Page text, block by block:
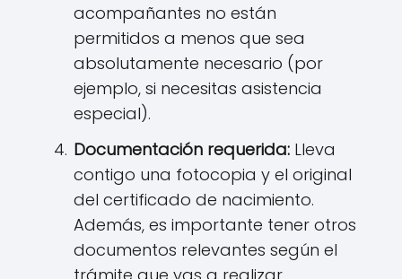
acompañantes no están
permitidos a menos que sea
absolutamente necesario (por
ejemplo, si necesitas asistencia
especial).
Documentación requerida: Lleva
contigo una fotocopia y el original
del certificado de nacimiento.
Además, es importante tener otros
documentos relevantes según el